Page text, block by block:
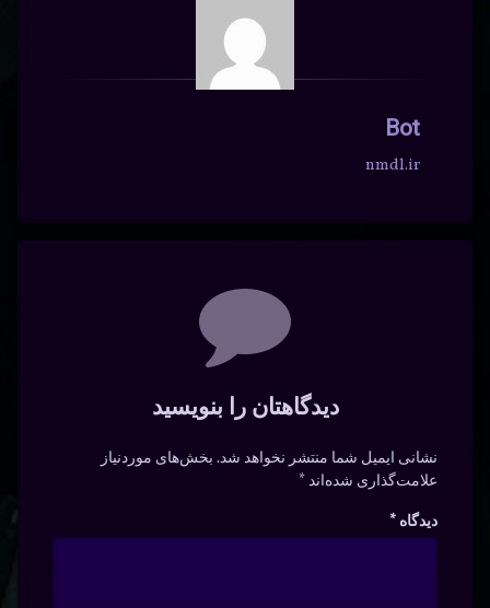
Bot
nmdl.ir
دیدگاهتان را بنویسید
نشانی ایمیل شما منتشر نخواهد شد. بخش‌های موردنیاز
علامت‌گذاری شده‌اند*
دیدگاه *